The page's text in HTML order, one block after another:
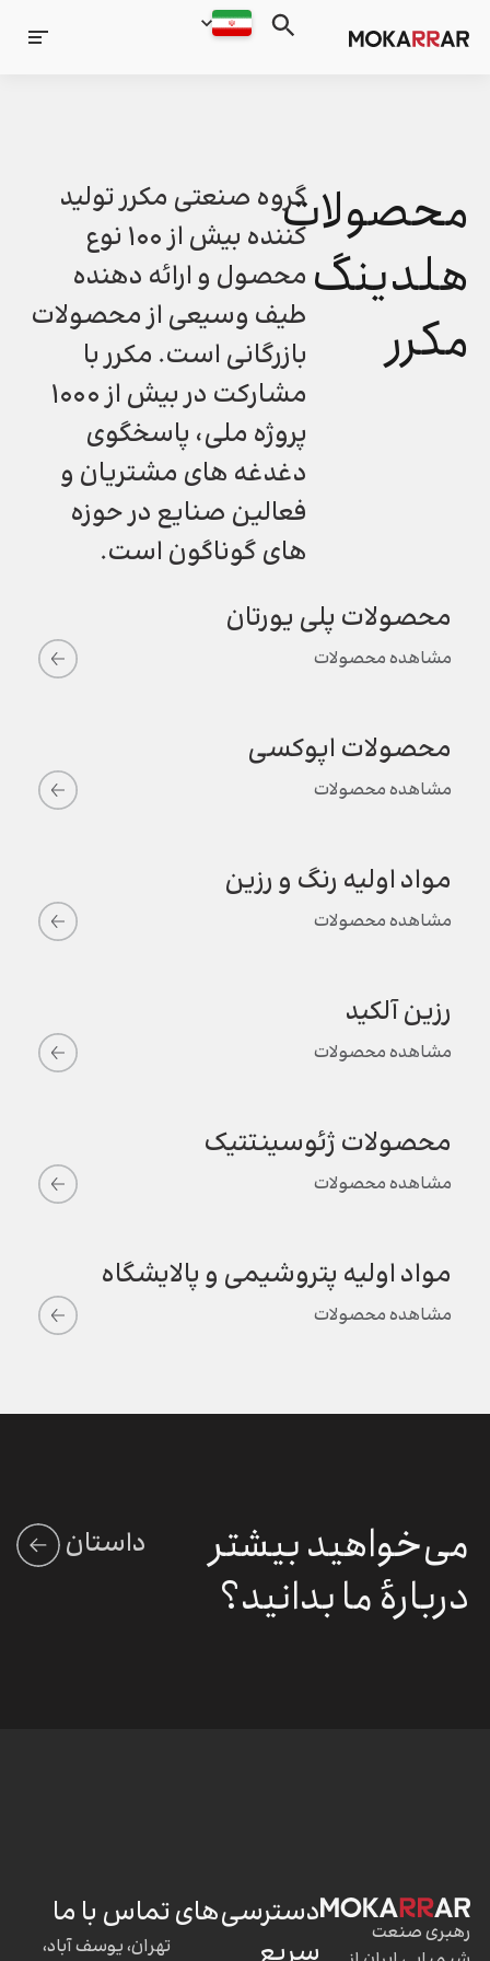
محصولات
هلدینگ
مکرر
گروه صنعتی مکرر تولید
کننده بیش از ۱۰۰ نوع
محصول و ارائه دهنده
طیف وسیعی از محصولات
بازرگانی است. مکرر با
مشارکت در بیش از ۱۰۰۰
پروژه ملی، پاسخگوی
دغدغه های مشتریان و
فعالین صنایع در حوزه
های گوناگون است.
محصولات پلی یورتان
مشاهده محصولات
محصولات اپوکسی
مشاهده محصولات
مواد اولیه رنگ و رزین
مشاهده محصولات
رزین آلکید
مشاهده محصولات
محصولات ژئوسینتتیک
مشاهده محصولات
مواد اولیه پتروشیمی و پالایشگاه
مشاهده محصولات
می‌خواهید بیشتر
دربارهٔ مابدانید؟
داستان
رهبری صنعت
دسترسی‌هایتماس با ما
تهران، یوسف آباد،